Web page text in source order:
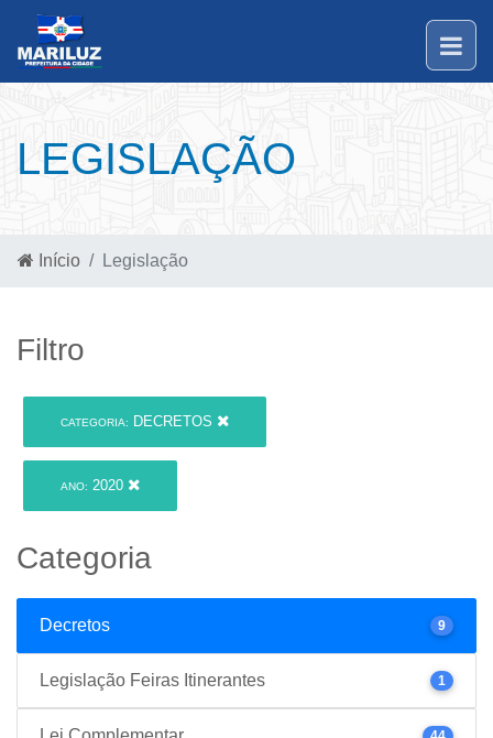
LEGISLAÇÃO
Início Legislação
Filtro
CATEGORIA: DECRETOS
ANO: 2020
Categoria
Decretos 9
Legislação Feiras Itinerantes 1